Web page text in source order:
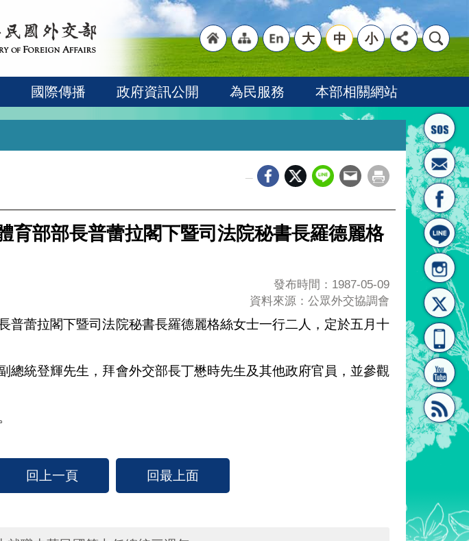
首頁
[連
"網
站導
覽
"英
文語
系"
大 中 小
國際傳播 政府資訊公開 為民服務 本部相關網站
育部部長普蕾拉閣下暨司法院秘書長羅德麗格
發布時間：1987-05-09
資料來源：公眾外交協調會
普蕾拉閣下暨司法院秘書長羅德麗格絲女士一行二人，定於五月十
統登輝先生，拜會外交部長丁懋時先生及其他政府官員，並參觀
回上一頁 回最上面